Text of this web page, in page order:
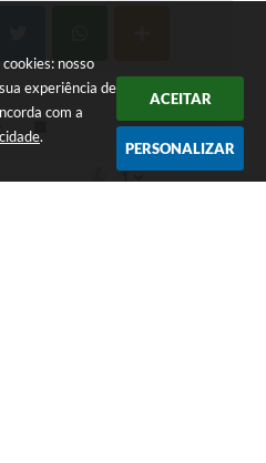
nosso
experiência de
com a
.
ACEITAR
PERSONALIZAR